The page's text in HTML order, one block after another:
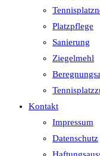
Platzpflege
Sanierung
Ziegelmehl
Kontakt
Impressum
Datenschutz